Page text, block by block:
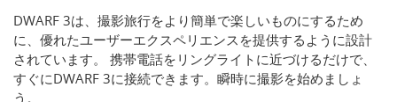
DWARF 3は、撮影旅行をより簡単で楽しいものにするため
に、優れたユーザーエクスペリエンスを提供するように設計
されています。 携帯電話をリングライトに近づけるだけで、
すぐにDWARF 3に接続できます。瞬時に撮影を始めましょ
う。